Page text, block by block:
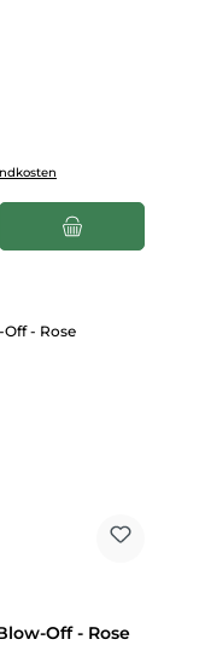
ein oder benutze die
Off - Rose